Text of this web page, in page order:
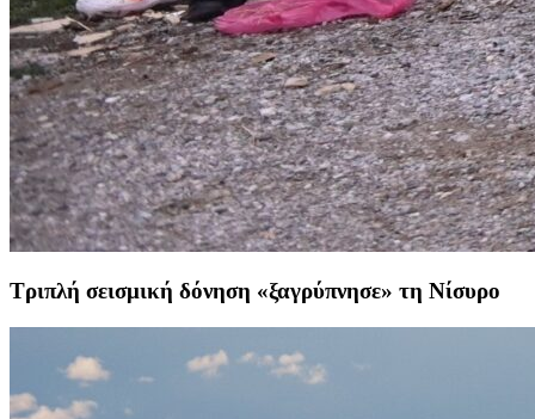
Τριπλή σεισμική δόνηση «ξαγρύπνησε» τη Νίσυρο